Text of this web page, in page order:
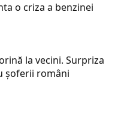
o criza a benzinei
la vecini. Surpriza
șoferii români